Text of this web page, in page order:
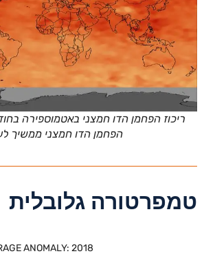
הפחמן הדו חמצני ממשיך
טמפרטורה גלובלית
ANOMALY: 2018